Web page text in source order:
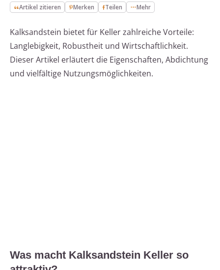
Artikel zitieren Merken Teilen Mehr
Kalksandstein bietet für Keller zahlreiche Vorteile:
Langlebigkeit, Robustheit und Wirtschaftlichkeit.
Dieser Artikel erläutert die Eigenschaften, Abdichtung
und vielfältige Nutzungsmöglichkeiten.
Was macht Kalksandstein Keller so